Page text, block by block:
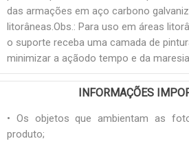
das armações em aço carbono
litorâneas.Obs.: Para uso em áreas
o suporte receba uma camada de
minimizar a açãodo tempo e da
INFORMAÇÕES
• Os objetos que ambientam as
produto;